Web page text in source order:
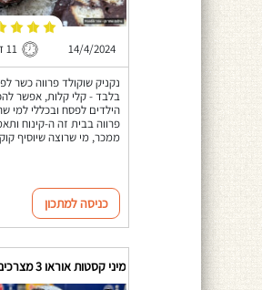
14/4/2024 11 דקות
בלבד - קלי קלות, אפשר
הילדים לפסח ובכללי למי
פרווה בבית זה ה-קינוח
ממכר, מי שרוצה שיוסיף
כניסה למתכון
מיני קסטות אוראו 3 מצרכים